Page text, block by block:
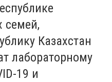
семей,
Казахстан
лабораторному
19 и